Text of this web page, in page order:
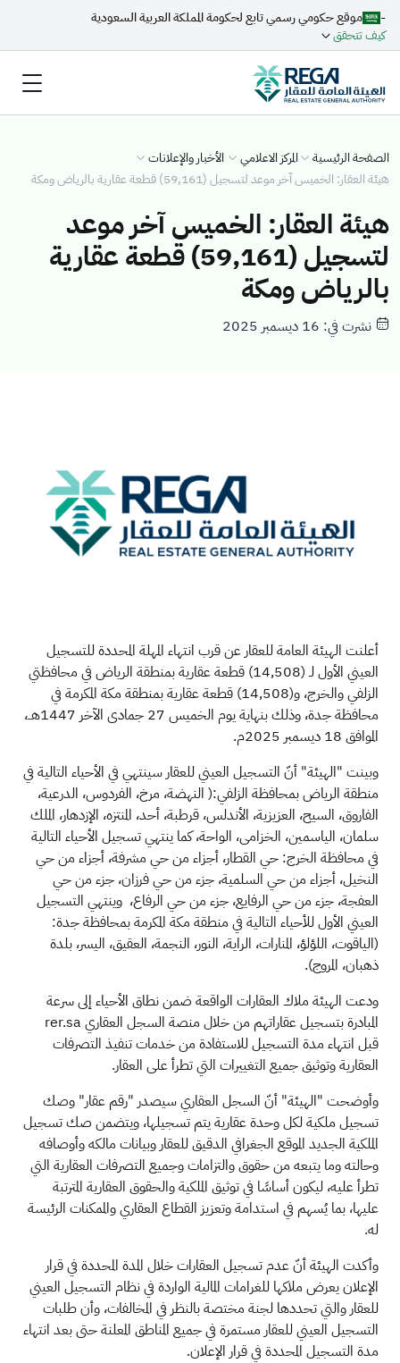
-
موقع حكومي رسمي تابع لحكومة المملكة العربية السعودية
كيف تتحقق
الصفحة الرئيسية المركز الاعلامي
الأخبار والإعلانات
هيئة العقار: الخميس آخر موعد لتسجيل (59,161) قطعة عقارية بالرياض ومكة
هيئة العقار: الخميس آخر موعد
لتسجيل (59,161) قطعة عقارية
بالرياض ومكة
نشرت في: 16 ديسمبر 2025
أعلنت الهيئة العامة للعقار عن قرب انتهاء المهلة المحددة للتسجيل
العيني الأول لـ (14,508) قطعة عقارية بمنطقة الرياض في محافظتي
الزلفي والخرج، و(14,508) قطعة عقارية بمنطقة مكة المكرمة في
محافظة جدة، وذلك بنهاية يوم الخميس 27 جمادى الآخر 1447هــ،
الموافق 18 ديسمبر 2025م
.
وبينت "الهيئة" أنّ التسجيل العيني للعقار سينتهي في الأحياء التالية في
منطقة الرياض بمحافظة الزلفي:( النهضة، مرخ، الفردوس، الدرعية،
الفاروق، السيح، العزيزية، الأندلس، قرطبة، أحد، المنتزه، الإزدهار، الملك
سلمان، الياسمين، الخزامى، الواحة، كما ينتهي تسجيل الأحياء التالية
في محافظة الخرج: حي القطار، أجزاء من حي مشرفة، أجزاء من حي
النخيل، أجزاء من حي السلمية، جزء من حي فرزان، جزء من حي
العفجة، جزء من حي الرفايع، جزء من حي الرفاع، وينتهي التسجيل
العيني الأول للأحياء التالية في منطقة مكة المكرمة بمحافظة جدة:
(الياقوت، اللؤلؤ، المنارات، الراية، النور، النجمة، العقيق، اليسر، بلدة
ذهبان، المروج).
ودعت الهيئة ملاك العقارات الواقعة ضمن نطاق الأحياء إلى سرعة
المبادرة بتسجيل عقاراتهم من خلال منصة السجل العقاري
قبل انتهاء مدة التسجيل للاستفادة من خدمات تنفيذ التصرفات
العقارية وتوثيق جميع التغييرات التي تطرأ على العقار.
وأوضحت "الهيئة" أنّ السجل العقاري سيصدر "رقم عقار" وصك
تسجيل ملكية لكل وحدة عقارية يتم تسجيلها، ويتضمن صك تسجيل
الملكية الجديد الموقع الجغرافي الدقيق للعقار وبيانات مالكه وأوصافه
وحالته وما يتبعه من حقوق والتزامات وجميع التصرفات العقارية التي
تطرأ عليه، ليكون أساسًا في توثيق الملكية والحقوق العقارية المترتبة
عليها، بما يُسهم في استدامة وتعزيز القطاع العقاري والممكنات الرئيسة
له.
وأكدت الهيئة أنّ عدم تسجيل العقارات خلال المدة المحددة في قرار
الإعلان يعرض ملاكها للغرامات المالية الواردة في نظام التسجيل العيني
للعقار والتي تحددها لجنة مختصة بالنظر في المخالفات، وأن طلبات
التسجيل العيني للعقار مستمرة في جميع المناطق المعلنة حتى بعد انتهاء
مدة التسجيل المحددة في قرار الإعلان.